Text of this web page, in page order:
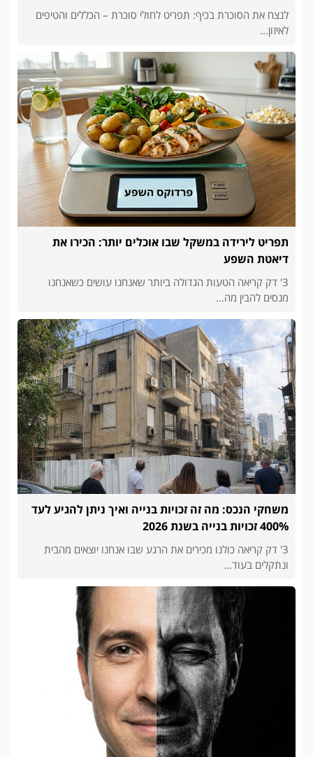
לנצח את הסוכרת בכיף: תפריט לחולי סוכרת – הכללים והטיפים
לאיזון...
תפריט לירידה במשקל שבו אוכלים יותר: הכירו את
דיאטת השפע
3' דק קריאה הטעות הגדולה ביותר שאנחנו עושים כשאנחנו
מנסים להבין מה...
משחקי הנכס: מה זה זכויות בנייה ואיך ניתן להגיע לעד
400% זכויות בנייה בשנת 2026
3' דק קריאה כולנו מכירים את הרגע שבו אנחנו יוצאים מהבית
ונתקלים בעוד...